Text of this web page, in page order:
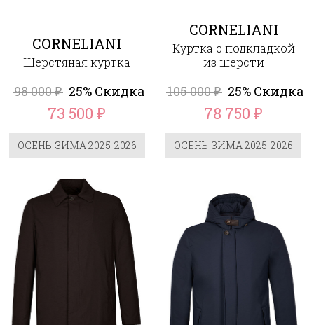
CORNELIANI
Шерстяная куртка
98 000₽ 25% Скидка
73 500₽
ОСЕНЬ-ЗИМА 2025-2026
CORNELIANI
Куртка с подкладкой
из шерсти
105 000₽ 25% Скидка
78 750₽
ОСЕНЬ-ЗИМА 2025-2026